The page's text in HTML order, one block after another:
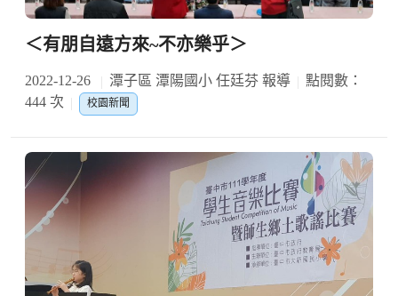
＜有朋自遠方來~不亦樂乎＞
2022-12-26 潭子區 潭陽國小 任廷芬 報導
點閱數：
444 次
校園新聞